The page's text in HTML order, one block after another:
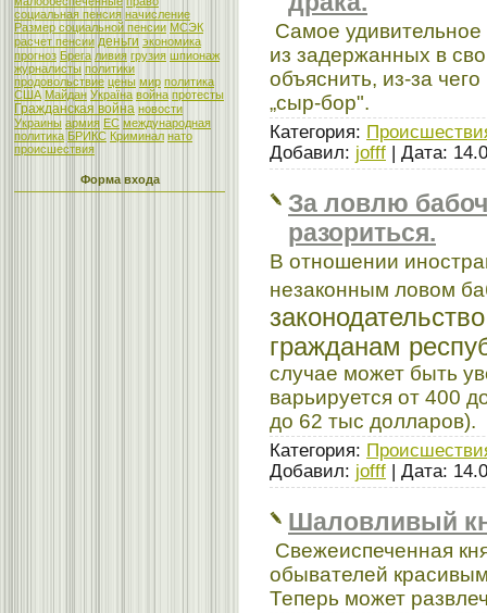
социальная пенсия начисление
Размер социальной пенсии МСЭК
расчет пенсии деньги экономика
прогноз Брега ливия грузия шпионаж
журналисты политики
продовольствие цены мир политика
США Майдан Україна война протесты
Гражданская война новости
Украины армия ЕС международная
политика БРИКС Криминал нато
происшествия
Форма входа
Самое удивительное
из задержанных в
объяснить, из-за
„сыр-бор".
Категория:
Добавил: jofff | Дата:
За ловлю
разориться.
В отношении
незаконным ловом
гражданам
случае может быть
варьируется от 400
до 62 тыс долларов).
Категория:
Добавил: jofff | Дата:
Шаловливый
Свежеиспеченная
обывателей
Теперь может